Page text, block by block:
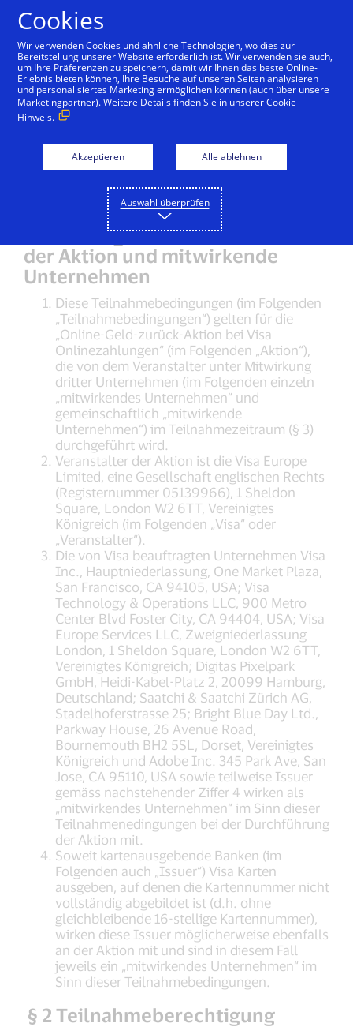
Teilnahmebedingungen
„Online-Geld-zurück-
Onlinezahlungen“
§ 1 Geltungsbereich, Veranstalter
der Aktion und mitwirkende
Unternehmen
Diese Teilnahmebedingungen (im Folgenden
„Teilnahmebedingungen“) gelten für die
„Online-Geld-zurück-Aktion bei Visa
Onlinezahlungen“ (im Folgenden „Aktion“),
die von dem Veranstalter unter Mitwirkung
dritter Unternehmen (im Folgenden einzeln
„mitwirkendes Unternehmen“ und
gemeinschaftlich „mitwirkende
Unternehmen“) im Teilnahmezeitraum (§ 3)
durchgeführt wird.
Veranstalter der Aktion ist die Visa Europe
Limited, eine Gesellschaft englischen Rechts
(Registernummer 05139966), 1 Sheldon
Square, London W2 6TT, Vereinigtes
Königreich (im Folgenden „Visa“ oder
„Veranstalter“).
Die von Visa beauftragten Unternehmen Visa
Inc., Hauptniederlassung, One Market Plaza,
San Francisco, CA 94105, USA; Visa
Technology & Operations LLC, 900 Metro
Center Blvd Foster City, CA 94404, USA; Visa
Europe Services LLC, Zweigniederlassung
London, 1 Sheldon Square, London W2 6TT,
Vereinigtes Königreich; Digitas Pixelpark
GmbH, Heidi-Kabel-Platz 2, 20099 Hamburg,
Deutschland; Saatchi & Saatchi Zürich AG,
Stadelhoferstrasse 25; Bright Blue Day Ltd.,
Parkway House, 26 Avenue Road,
Bournemouth BH2 5SL, Dorset, Vereinigtes
Königreich und Adobe Inc. 345 Park Ave, San
Jose, CA 95110, USA sowie teilweise Issuer
gemäss nachstehender Ziffer 4 wirken als
„mitwirkendes Unternehmen“ im Sinn dieser
Teilnahmenedingungen bei der Durchführung
der Aktion mit.
Soweit kartenausgebende Banken (im
Folgenden auch „Issuer“) Visa Karten
ausgeben, auf denen die Kartennummer nicht
vollständig abgebildet ist (d.h. ohne
gleichbleibende 16-stellige Kartennummer),
wirken diese Issuer möglicherweise ebenfalls
an der Aktion mit und sind in diesem Fall
jeweils ein „mitwirkendes Unternehmen“ im
Sinn dieser Teilnahmebedingungen.
§ 2 Teilnahmeberechtigung
Cookies
Wir verwenden Cookies und ähnliche Technologien, wo dies zur
Bereitstellung unserer Website erforderlich ist. Wir verwenden sie auch,
um Ihre Präferenzen zu speichern, damit wir Ihnen das beste Online-
Erlebnis bieten können, Ihre Besuche auf unseren Seiten analysieren
und personalisiertes Marketing ermöglichen können (auch über unsere
Marketingpartner). Weitere Details finden Sie in unsererCookie-
Hinweis.
Akzeptieren Alle ablehnen
Auswahl überprüfen